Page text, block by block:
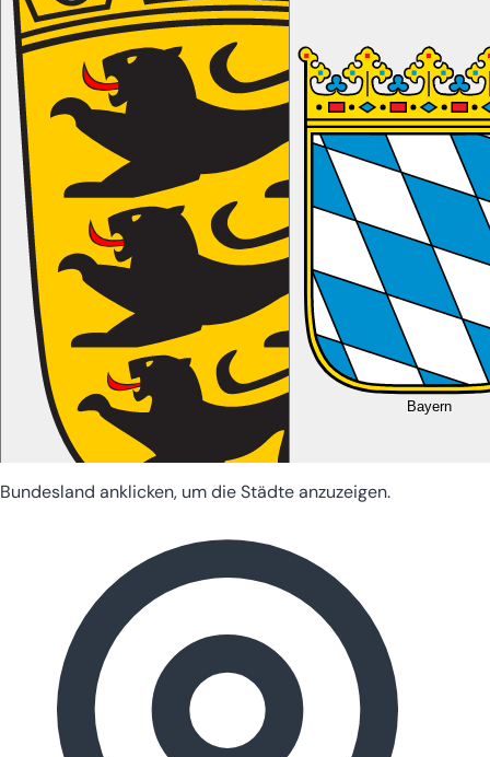
Baden-Württemberg
Bayern
Bundesland anklicken, um die Städte anzuzeigen.